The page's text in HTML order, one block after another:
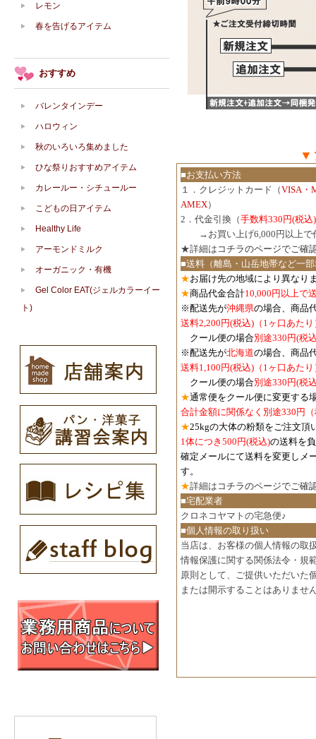
▼
■お支払い方法
１．クレジットカード（VISA・
AMEX）
2．代金引換（手数料330円(税込)
→お買い上げ6,000円以上で
★詳細は コチラのページでご確
■送料（離島・山岳地帯など一
★お届け先の地域により異なり
★商品代金合計10,000円以上で
※配送先が沖縄県の場合、商品
送料2,200円(税込)（1ヶ口あたり
クール便の場合別途330円(税
※配送先が北海道の場合、商品
送料1,100円(税込) （1ヶ口あた
クール便の場合別途330円(税
★通常便をクール便に変更する
合計金額に関係なく別途330円
★25kgの大体の粉類をご注文頂
1体につき500円(税込)の送料を
確定メールにて送料を変更しメ
す。
★詳細は コチラのページでご確
■宅配業者
クロネコヤマトの宅急便♪
■個人情報の取り扱い
当店は、お客様の個人情報の取
情報保護に関する関係法令・規
原則として、ご提供いただいた
または開示することはありませ
レモン
春を告げるアイテム
おすすめ
バレンタインデー
ハロウィン
秋のいろいろ集めました
ひな祭りおすすめアイテム
カレールー・シチュールー
こどもの日アイテム
Healthy Life
アーモンドミルク
オーガニック・有機
Gel Color EAT(ジェルカラーイー
ト)